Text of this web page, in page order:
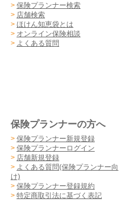
> 保険プランナー検索
> 店舗検索
> ほけん知恵袋とは
> オンライン保険相談
> よくある質問
保険プランナーの方へ
> 保険プランナー新規登録
> 保険プランナーログイン
> 店舗新規登録
> よくある質問(保険プランナー向
け)
> 保険プランナー登録規約
> 特定商取引法に基づく表記